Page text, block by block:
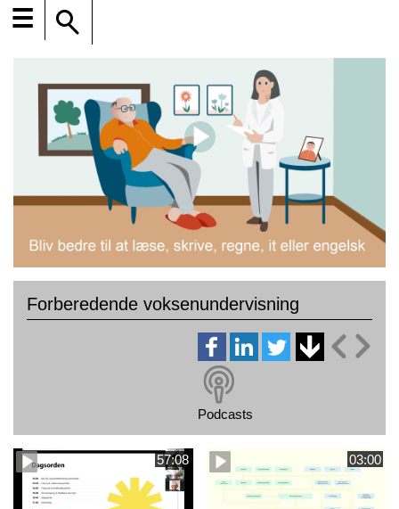
☰
Forberedende voksenundervisning
Podcasts
57:08 03:00